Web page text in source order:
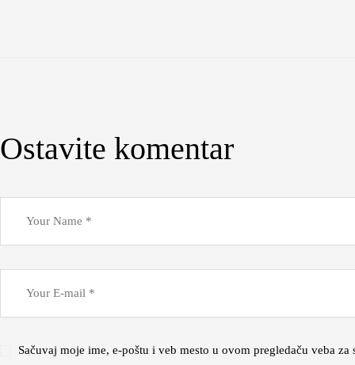
Ostavite komentar
Sačuvaj moje ime, e-poštu i veb mesto u ovom pregledaču veba za